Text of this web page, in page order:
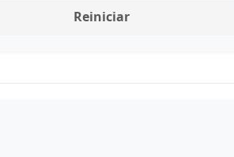
Reiniciar